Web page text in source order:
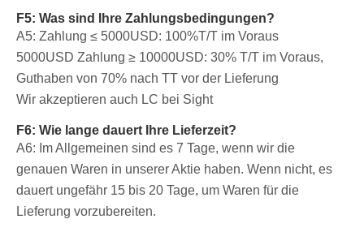
F5: Was sind Ihre Zahlungsbedingungen?
A5: Zahlung ≤ 5000USD: 100%T/T im Voraus
5000USD Zahlung ≥ 10000USD: 30% T/T im Voraus,
Guthaben von 70% nach TT vor der Lieferung
Wir akzeptieren auch LC bei Sight
F6: Wie lange dauert Ihre Lieferzeit?
A6: Im Allgemeinen sind es 7 Tage, wenn wir die
genauen Waren in unserer Aktie haben. Wenn nicht, es
dauert ungefähr 15 bis 20 Tage, um Waren für die
Lieferung vorzubereiten.